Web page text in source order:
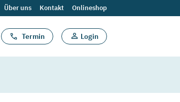
Termin Login
Über uns Kontakt Onlineshop